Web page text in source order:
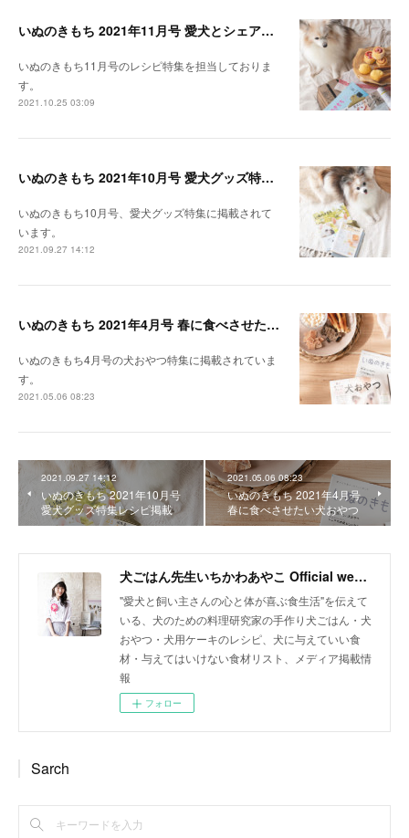
いぬのきもち 2021年11月号 愛犬とシェアできる！レンジで作れるパンレシピ特集
いぬのきもち11月号のレシピ特集を担当しておりま
す。
2021.10.25 03:09
いぬのきもち 2021年10月号 愛犬グッズ特集レシピ掲載
いぬのきもち10月号、愛犬グッズ特集に掲載されて
います。
2021.09.27 14:12
いぬのきもち 2021年4月号 春に食べさせたい犬おやつ
いぬのきもち4月号の犬おやつ特集に掲載されていま
す。
2021.05.06 08:23
2021.09.27 14:12
いぬのきもち 2021年10月号
愛犬グッズ特集レシピ掲載
2021.05.06 08:23
いぬのきもち 2021年4月号
春に食べさせたい犬おやつ
犬ごはん先生いちかわあやこ Official web site
"愛犬と飼い主さんの心と体が喜ぶ食生活"を伝えて
いる、犬のための料理研究家の手作り犬ごはん・犬
おやつ・犬用ケーキのレシピ、犬に与えていい食
材・与えてはいけない食材リスト、メディア掲載情
報
フォロー
Sarch